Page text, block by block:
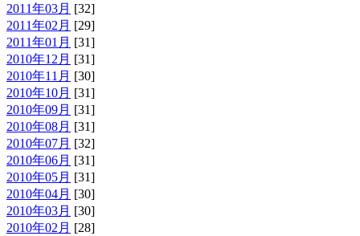
2011年03月 [32]
2011年02月 [29]
2011年01月 [31]
2010年12月 [31]
2010年11月 [30]
2010年10月 [31]
2010年09月 [31]
2010年08月 [31]
2010年07月 [32]
2010年06月 [31]
2010年05月 [31]
2010年04月 [30]
2010年03月 [30]
2010年02月 [28]